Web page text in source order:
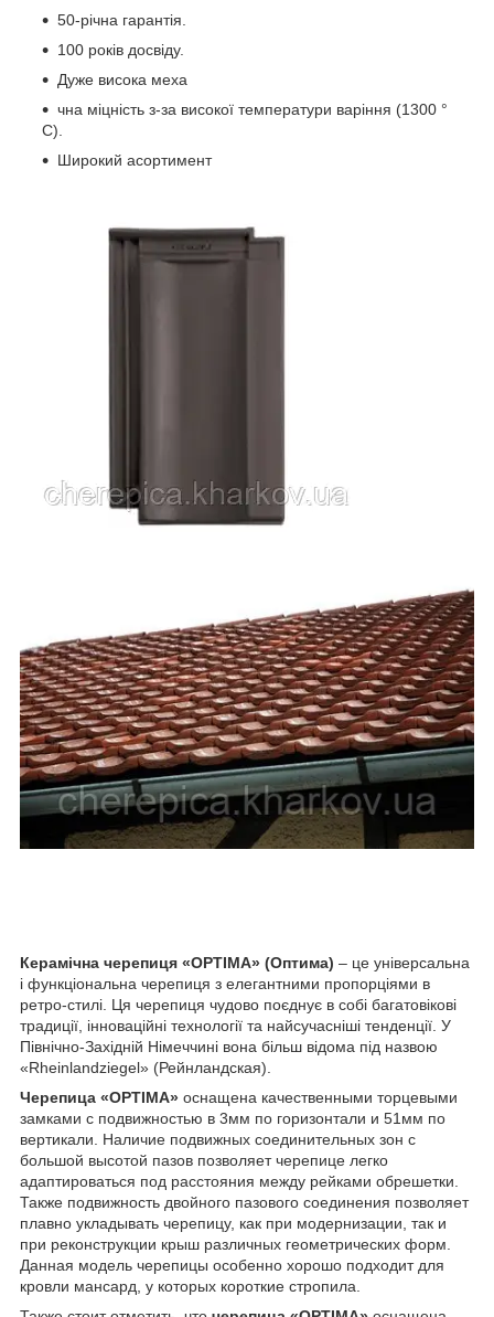
50-річна гарантія.
100 років досвіду.
Дуже висока меха
чна міцність з-за високої температури варіння (1300 °
C).
Широкий асортимент
Керамічна черепиця «OPTIMA» (Оптима) – це універсальна
і функціональна черепиця з елегантними пропорціями в
ретро-стилі. Ця черепиця чудово поєднує в собі багатовікові
традиції, інноваційні технології та найсучасніші тенденції. У
Північно-Західній Німеччині вона більш відома під назвою
«Rheinlandziegel» (Рейнландская).
Черепица «OPTIMA» оснащена качественными торцевыми
замками с подвижностью в 3мм по горизонтали и 51мм по
вертикали. Наличие подвижных соединительных зон с
большой высотой пазов позволяет черепице легко
адаптироваться под расстояния между рейками обрешетки.
Также подвижность двойного пазового соединения позволяет
плавно укладывать черепицу, как при модернизации, так и
при реконструкции крыш различных геометрических форм.
Данная модель черепицы особенно хорошо подходит для
кровли мансард, у которых короткие стропила.